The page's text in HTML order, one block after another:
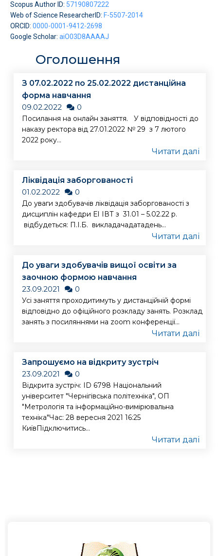
Scopus Author ID: 57190807222
Web of Science ResearcherID: F-5507-2014
ORCID: 0000-0001-9412-2698
Google Scholar: aiO03D8AAAAJ
Оголошення
З 07.02.2022 по 25.02.2022 дистанційна
форма навчання
09.02.2022
0
Посилання на онлайн заняття. У відповідності до
наказу ректора від 27.01.2022 № 29 з 7 лютого
2022 року...
Читати далі
Ліквідація заборгованості
01.02.2022
0
До уваги здобувачів ліквідація заборгованості з
дисциплін кафедри ЕІ ІВТ з 31.01 – 5.02.22 р.
відбудеться: П.І.Б. викладачадатадень...
Читати далі
До уваги здобувачів вищої освіти за
заочною формою навчання
23.09.2021
0
Усі заняття проходитимуть у дистанційній формі
відповідно до офіційного розкладу занять. Розклад
занять з посиляннями на zoom конференції...
Читати далі
Запрошуємо на відкриту зустріч
23.09.2021
0
Відкрита зустріч: ID 6798 Національний
університет "Чернігівська політехніка", ОП
"Метрологія та інформаційно-вимірювальна
техніка"Час: 28 вересня 2021 16:25
КиївПідключитись...
Читати далі